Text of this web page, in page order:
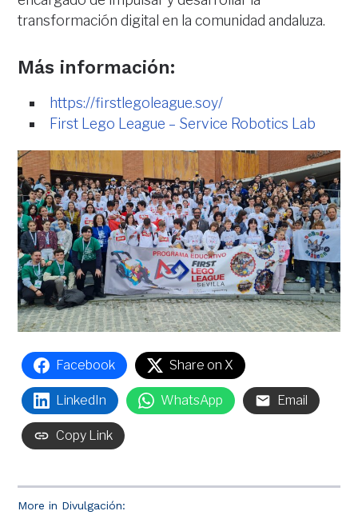
More in Divulgación:
transformación digital en la comunidad andaluza.
Más información:
https://firstlegoleague.soy/
First Lego League – Service Robotics Lab
Facebook Share on X
LinkedIn WhatsApp Email
Copy Link